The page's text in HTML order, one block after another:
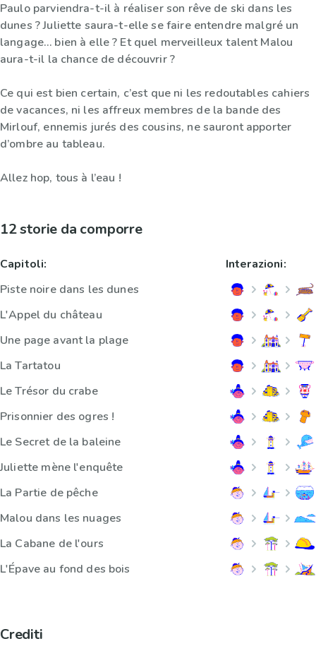
Paulo parviendra-t-il à réaliser son rêve de ski dans les
dunes ? Juliette saura-t-elle se faire entendre malgré un
langage… bien à elle ? Et quel merveilleux talent Malou
aura-t-il la chance de découvrir ?
Ce qui est bien certain, c’est que ni les redoutables cahiers
de vacances, ni les affreux membres de la bande des
Mirlouf, ennemis jurés des cousins, ne sauront apporter
d’ombre au tableau.
Allez hop, tous à l’eau !
12 storie da comporre
Capitoli:
Piste noire dans les dunes
L'Appel du château
Une page avant la plage
La Tartatou
Le Trésor du crabe
Prisonnier des ogres !
Le Secret de la baleine
Juliette mène l'enquête
La Partie de pêche
Malou dans les nuages
La Cabane de l'ours
L'Épave au fond des bois
Interazioni:
Crediti